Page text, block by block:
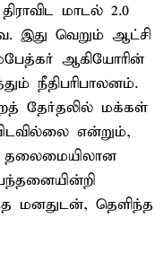
மாடல் 2.0
இது வெறும் ஆட்சி
ஆகியோரின்
நீதிபரிபாலனம்.
தேர்தலில் மக்கள்
என்றும்,
தலைமையிலான
மனதுடன், தெளிந்த